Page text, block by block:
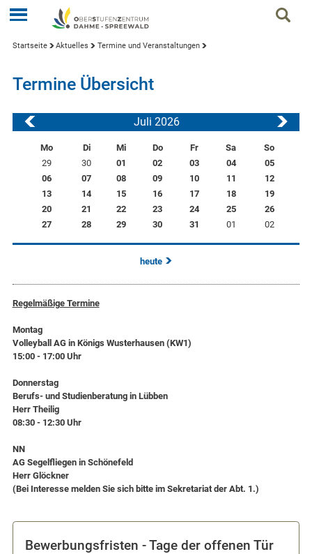
Startseite Aktuelles Termine und Veranstaltungen
Termine Übersicht
Juli 2026
Mo Di Mi Do Fr Sa
So
29
30 01 02 03 04
05
06
07 08 09 10 11
12
13
14 15 16 17 18
19
20
21 22 23 24 25
26
27
28 29 30 31 01 02
heute
Regelmäßige Termine
Montag
Volleyball AG in Königs Wusterhausen (KW1)
15:00 - 17:00 Uhr
Donnerstag
Berufs- und Studienberatung in Lübben
Herr Theilig
08:30 - 12:30 Uhr
NN
AG Segelfliegen in Schönefeld
Herr Glöckner
(Bei Interesse melden Sie sich bitte im Sekretariat der Abt. 1.)
Bewerbungsfristen - Tage der offenen Tür